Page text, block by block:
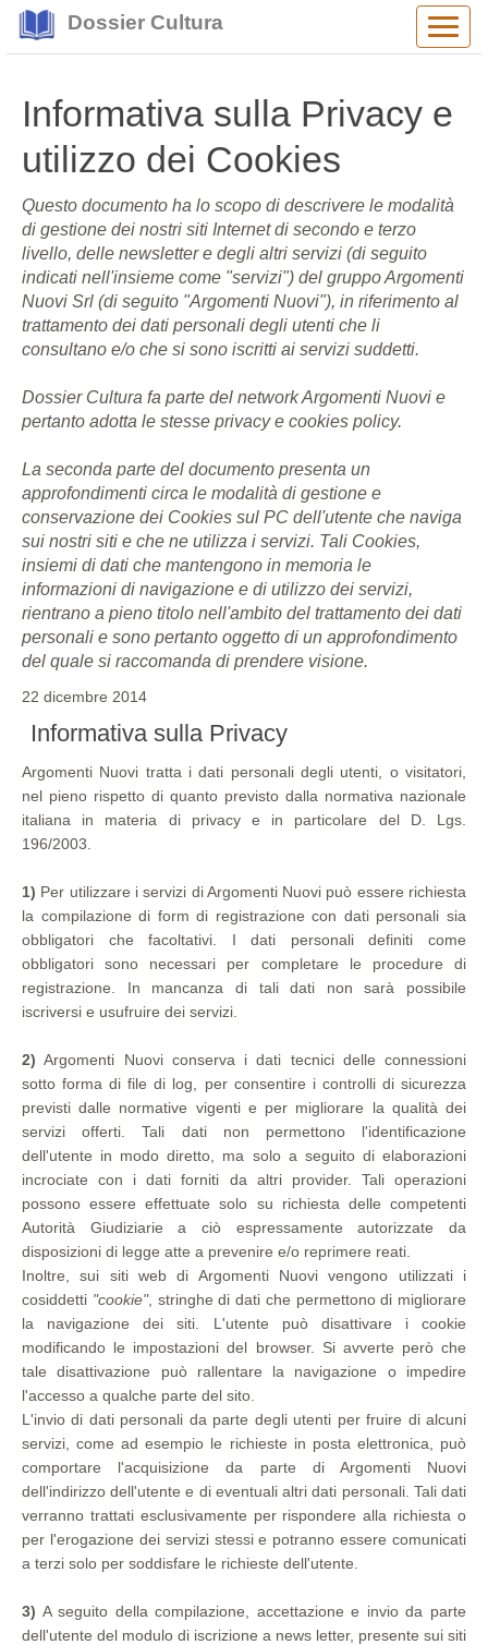
Dossier Cultura
Informativa sulla Privacy e
utilizzo dei Cookies
Questo documento ha lo scopo di descrivere le modalità
di gestione dei nostri siti Internet di secondo e terzo
livello, delle newsletter e degli altri servizi (di seguito
indicati nell'insieme come "servizi") del gruppo Argomenti
Nuovi Srl (di seguito "Argomenti Nuovi"), in riferimento al
trattamento dei dati personali degli utenti che li
consultano e/o che si sono iscritti ai servizi suddetti.
Dossier Cultura fa parte del network Argomenti Nuovi e
pertanto adotta le stesse privacy e cookies policy.
La seconda parte del documento presenta un
approfondimenti circa le modalità di gestione e
conservazione dei Cookies sul PC dell'utente che naviga
sui nostri siti e che ne utilizza i servizi. Tali Cookies,
insiemi di dati che mantengono in memoria le
informazioni di navigazione e di utilizzo dei servizi,
rientrano a pieno titolo nell'ambito del trattamento dei dati
personali e sono pertanto oggetto di un approfondimento
del quale si raccomanda di prendere visione.
22 dicembre 2014
Informativa sulla Privacy
Argomenti Nuovi tratta i dati personali degli utenti, o visitatori,
nel pieno rispetto di quanto previsto dalla normativa nazionale
italiana in materia di privacy e in particolare del D. Lgs.
196/2003.
1) Per utilizzare i servizi di Argomenti Nuovi può essere richiesta
la compilazione di form di registrazione con dati personali sia
obbligatori che facoltativi. I dati personali definiti come
obbligatori sono necessari per completare le procedure di
registrazione. In mancanza di tali dati non sarà possibile
iscriversi e usufruire dei servizi.
2) Argomenti Nuovi conserva i dati tecnici delle connessioni
sotto forma di file di log, per consentire i controlli di sicurezza
previsti dalle normative vigenti e per migliorare la qualità dei
servizi offerti. Tali dati non permettono l'identificazione
dell'utente in modo diretto, ma solo a seguito di elaborazioni
incrociate con i dati forniti da altri provider. Tali operazioni
possono essere effettuate solo su richiesta delle competenti
Autorità Giudiziarie a ciò espressamente autorizzate da
disposizioni di legge atte a prevenire e/o reprimere reati.
Inoltre, sui siti web di Argomenti Nuovi vengono utilizzati i
cosiddetti "cookie", stringhe di dati che permettono di migliorare
la navigazione dei siti. L'utente può disattivare i cookie
modificando le impostazioni del browser. Si avverte però che
tale disattivazione può rallentare la navigazione o impedire
l'accesso a qualche parte del sito.
L'invio di dati personali da parte degli utenti per fruire di alcuni
servizi, come ad esempio le richieste in posta elettronica, può
comportare l'acquisizione da parte di Argomenti Nuovi
dell'indirizzo dell'utente e di eventuali altri dati personali. Tali dati
verranno trattati esclusivamente per rispondere alla richiesta o
per l'erogazione dei servizi stessi e potranno essere comunicati
a terzi solo per soddisfare le richieste dell'utente.
3) A seguito della compilazione, accettazione e invio da parte
dell'utente del modulo di iscrizione a news letter, presente sui siti